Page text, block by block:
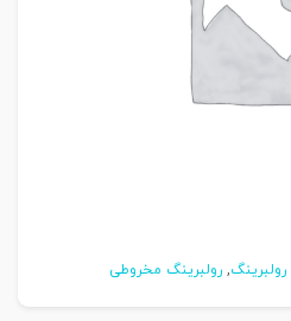
رولبرینگ, رولبرینگ مخروطی